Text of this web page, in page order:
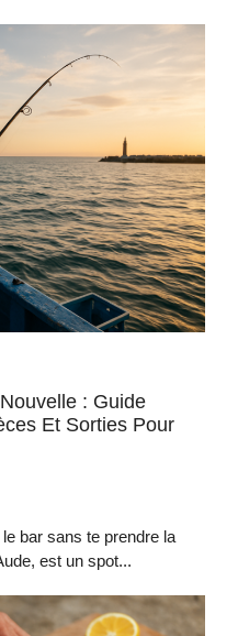
: Guide
Et Sorties Pour
bar sans te prendre la
est un spot...